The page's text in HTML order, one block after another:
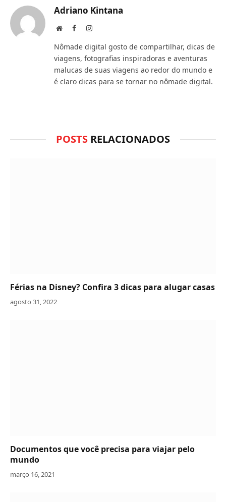
WhatsApp?
Adriano Kintana
Site FacebookInstagram
Nômade digital gosto de compartilhar, dicas de
viagens, fotografias inspiradoras e aventuras
malucas de suas viagens ao redor do mundo e
é claro dicas para se tornar no nômade digital.
POSTS RELACIONADOS
Férias na Disney? Confira 3 dicas para alugar casas
agosto 31, 2022
Documentos que você precisa para viajar pelo
mundo
março 16, 2021